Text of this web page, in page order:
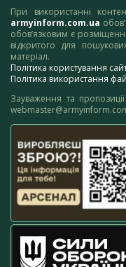
При використанні
armyinform.com.ua
обов’язковим є
відкритого для
матеріал.
Політика користування
Політика використання
Зауваження та